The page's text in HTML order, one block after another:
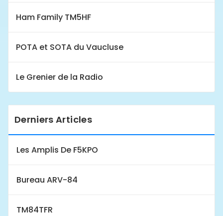
Ham Family TM5HF
POTA et SOTA du Vaucluse
Le Grenier de la Radio
Derniers Articles
Les Amplis De F5KPO
Bureau ARV-84
TM84TFR